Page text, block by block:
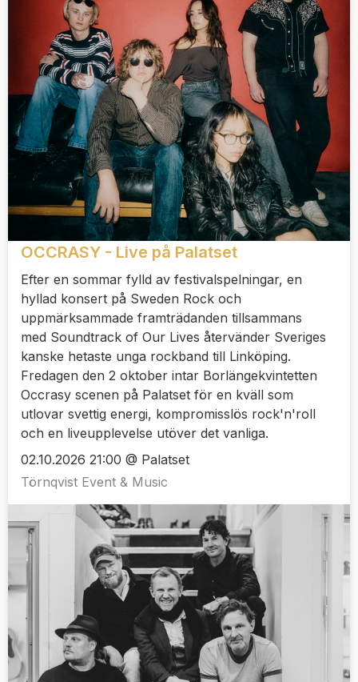
OCCRASY - Live på Palatset
Efter en sommar fylld av festivalspelningar, en
hyllad konsert på Sweden Rock och
uppmärksammade framträdanden tillsammans
med Soundtrack of Our Lives återvänder Sveriges
kanske hetaste unga rockband till Linköping.
Fredagen den 2 oktober intar Borlängekvintetten
Occrasy scenen på Palatset för en kväll som
utlovar svettig energi, kompromisslös rock'n'roll
och en liveupplevelse utöver det vanliga.
02.10.2026 21:00 @ Palatset
Törnqvist Event & Music